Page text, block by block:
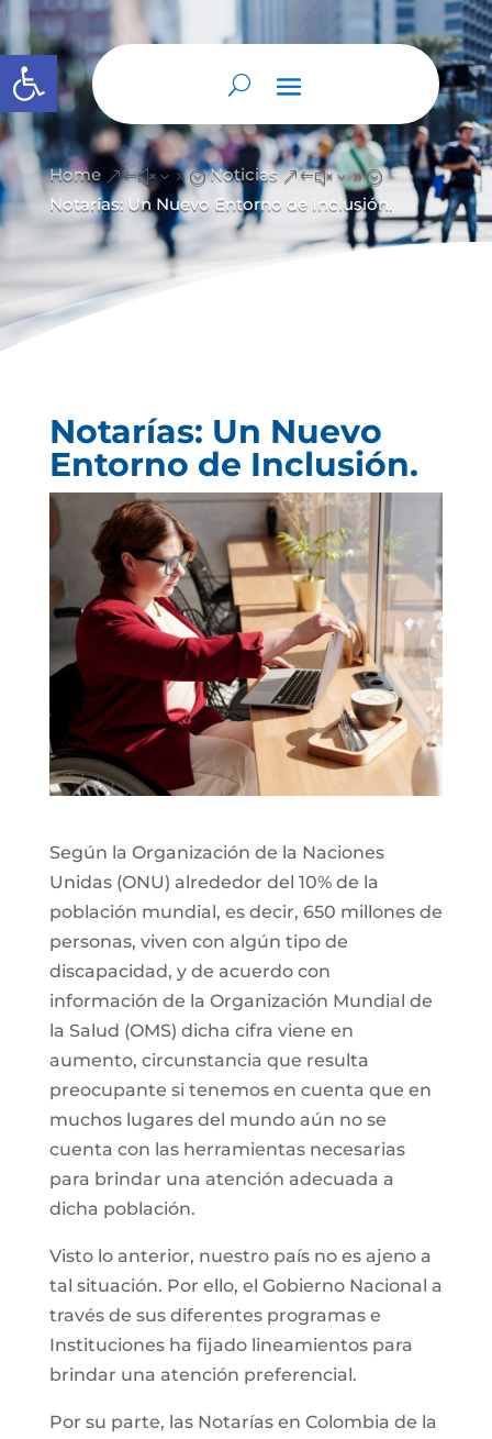
Abrir barra de herramientas
Home &#x39; Noticias &#x39;
Notarías: Un Nuevo Entorno de Inclusión.
Notarías: Un Nuevo
Entorno de Inclusión.
Según la Organización de la Naciones
Unidas (ONU) alrededor del 10% de la
población mundial, es decir, 650 millones de
personas, viven con algún tipo de
discapacidad, y de acuerdo con
información de la Organización Mundial de
la Salud (OMS) dicha cifra viene en
aumento, circunstancia que resulta
preocupante si tenemos en cuenta que en
muchos lugares del mundo aún no se
cuenta con las herramientas necesarias
para brindar una atención adecuada a
dicha población.
Visto lo anterior, nuestro país no es ajeno a
tal situación. Por ello, el Gobierno Nacional a
través de sus diferentes programas e
Instituciones ha fijado lineamientos para
brindar una atención preferencial.
Por su parte, las Notarías en Colombia de la